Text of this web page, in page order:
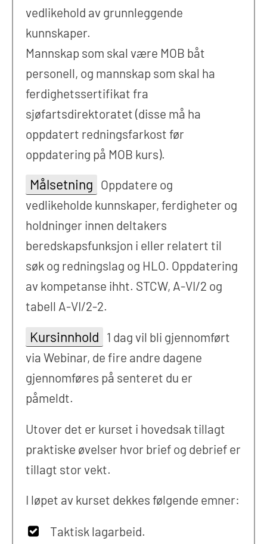
vedlikehold av grunnleggende
kunnskaper.
Mannskap som skal være MOB båt
personell, og mannskap som skal ha
ferdighetssertifikat fra
sjøfartsdirektoratet (disse må ha
oppdatert redningsfarkost før
oppdatering på MOB kurs).
Målsetning Oppdatere og
vedlikeholde kunnskaper, ferdigheter og
holdninger innen deltakers
beredskapsfunksjon i eller relatert til
søk og redningslag og HLO. Oppdatering
av kompetanse ihht. STCW, A-VI/2 og
tabell A-VI/2-2.
Kursinnhold 1 dag vil bli gjennomført
via Webinar, de fire andre dagene
gjennomføres på senteret du er
påmeldt.
Utover det er kurset i hovedsak tillagt
praktiske øvelser hvor brief og debrief er
tillagt stor vekt.
I løpet av kurset dekkes følgende emner:
Taktisk lagarbeid.